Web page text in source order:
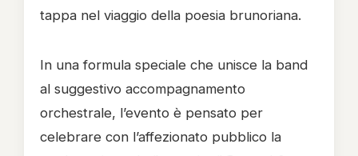
tappa nel viaggio della poesia brunoriana.
In una formula speciale che unisce la band
al suggestivo accompagnamento
orchestrale, l’evento è pensato per
celebrare con l’affezionato pubblico la